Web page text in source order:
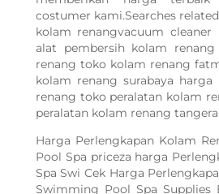
costumer kami.Searches
kolam renangvacuum
alat pembersih kolam
renang toko kolam renang
kolam renang surabaya
renang toko peralatan kolam
peralatan kolam renang
Harga Perlengkapan Kolam
Pool Spa priceza harga
Spa Swi Cek Harga
Swimming Pool Spa Supplies